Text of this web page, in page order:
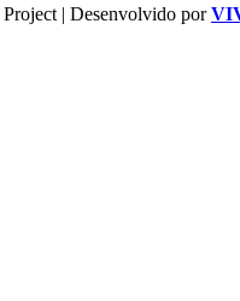
| Desenvolvido por